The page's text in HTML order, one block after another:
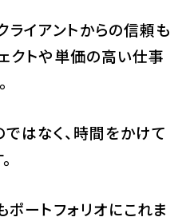
イアントからの信頼も
クトや単価の高い仕事
はなく、時間をかけて
ートフォリオにこれま